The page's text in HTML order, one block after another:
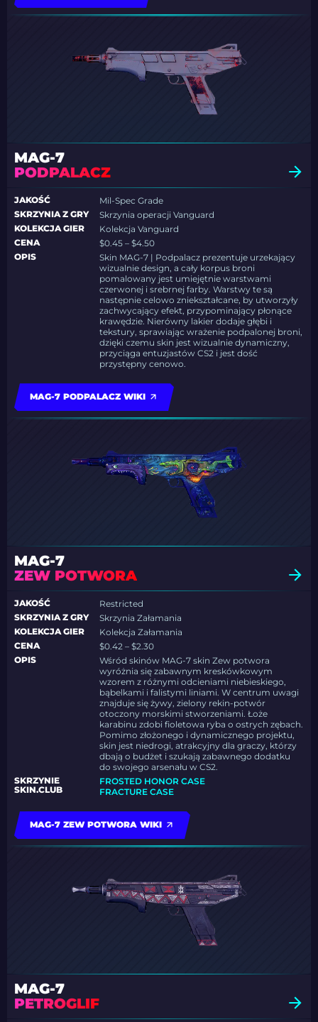
MAG-7
PODPALACZ
JAKOŚĆ
Mil-Spec Grade
SKRZYNIA Z GRY
Skrzynia operacji Vanguard
KOLEKCJA GIER
Kolekcja Vanguard
CENA
$0.45 – $4.50
OPIS
Skin MAG-7 | Podpalacz prezentuje urzekający
wizualnie design, a cały korpus broni
pomalowany jest umiejętnie warstwami
czerwonej i srebrnej farby. Warstwy te są
następnie celowo zniekształcane, by utworzyły
zachwycający efekt, przypominający płonące
krawędzie. Nierówny lakier dodaje głębi i
tekstury, sprawiając wrażenie podpalonej broni,
dzięki czemu skin jest wizualnie dynamiczny,
przyciąga entuzjastów CS2 i jest dość
przystępny cenowo.
MAG-7 PODPALACZ WIKI
MAG-7
ZEW POTWORA
JAKOŚĆ
Restricted
SKRZYNIA Z GRY
Skrzynia Załamania
KOLEKCJA GIER
Kolekcja Załamania
CENA
$0.42 – $2.30
OPIS
Wśród skinów MAG-7 skin Zew potwora
wyróżnia się zabawnym kreskówkowym
wzorem z różnymi odcieniami niebieskiego,
bąbelkami i falistymi liniami. W centrum uwagi
znajduje się żywy, zielony rekin-potwór
otoczony morskimi stworzeniami. Łoże
karabinu zdobi fioletowa ryba o ostrych zębach.
Pomimo złożonego i dynamicznego projektu,
skin jest niedrogi, atrakcyjny dla graczy, którzy
dbają o budżet i szukają zabawnego dodatku
do swojego arsenału w CS2.
SKRZYNIE
SKIN.CLUB
FROSTED HONOR CASE
FRACTURE CASE
MAG-7 ZEW POTWORA WIKI
MAG-7
PETROGLIF